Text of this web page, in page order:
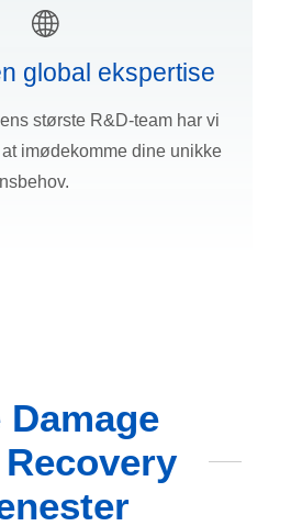
global ekspertise
største R&D-team har vi
imødekomme dine unikke
Damage
Recovery